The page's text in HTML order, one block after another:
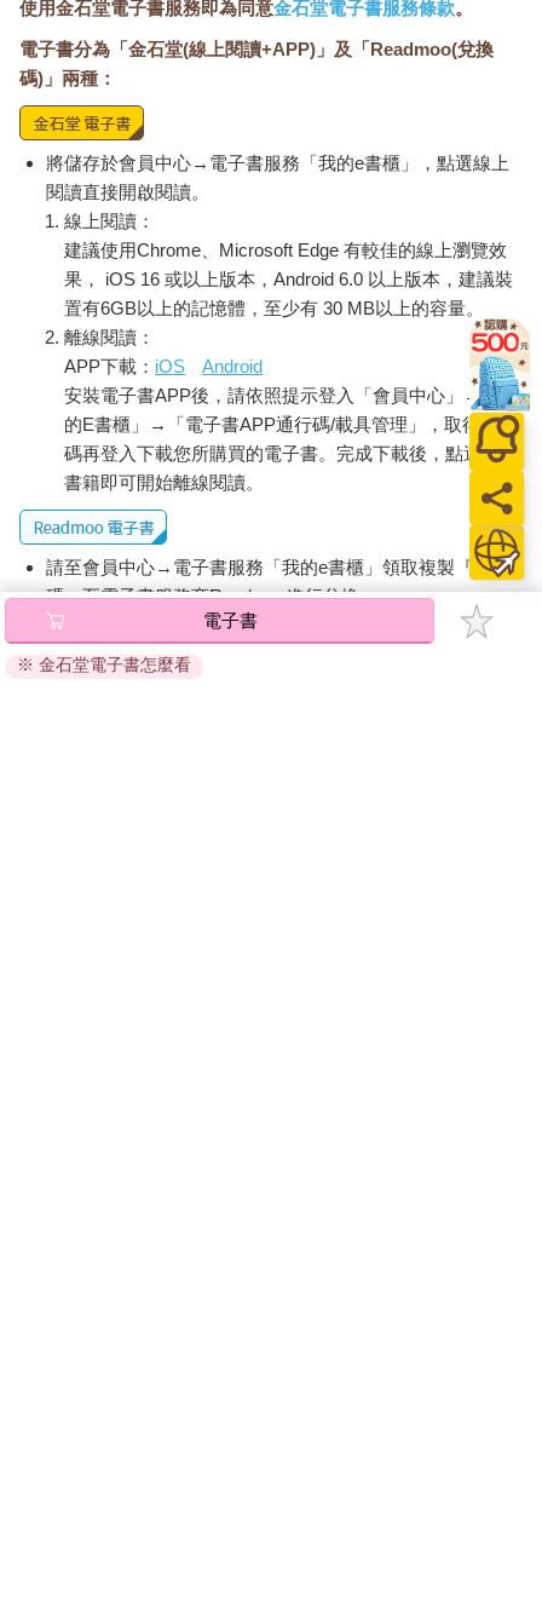
使用金石堂電子書服務即為同意金石堂電子書服務條款。
電子書分為「金石堂(線上閱讀+APP)」及「Readmoo(兌換
碼)」兩種：
將儲存於會員中心→電子書服務「我的e書櫃」，點選線上
閱讀直接開啟閱讀。
線上閱讀：
建議使用Chrome、Microsoft Edge 有較佳的線上瀏覽效
果， iOS 16 或以上版本，Android 6.0 以上版本，建議裝
置有6GB以上的記憶體，至少有 30 MB以上的容量。
離線閱讀：
APP下載： iOS
Android
安裝電子書APP後，請依照提示登入「會員中心」→「我
的E書櫃」→「電子書APP通行碼/載具管理」，取得通行
碼再登入下載您所購買的電子書。完成下載後，點選任一
書籍即可開始離線閱讀。
請至會員中心→電子書服務「我的e書櫃」領取複製『兌換
碼』至電子書服務商Readmoo進行兌換。
退換貨須知：
因版權保護，您在金石堂所購買的電子書僅能以金石堂專屬
電子書
※ 金石堂電子書怎麼看